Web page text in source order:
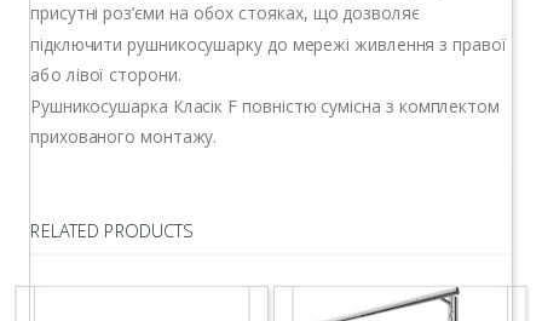
присутні роз’єми на обох стояках, що дозволяє
підключити рушникосушарку до мережі живлення з правої
або лівої сторони.
Рушникосушарка Класік F повністю сумісна з комплектом
прихованого монтажу.
RELATED PRODUCTS